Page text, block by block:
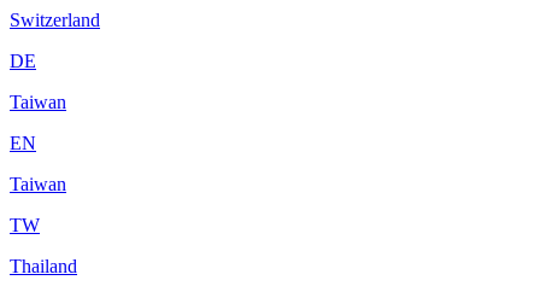
Switzerland
DE
Taiwan
EN
Taiwan
TW
Thailand